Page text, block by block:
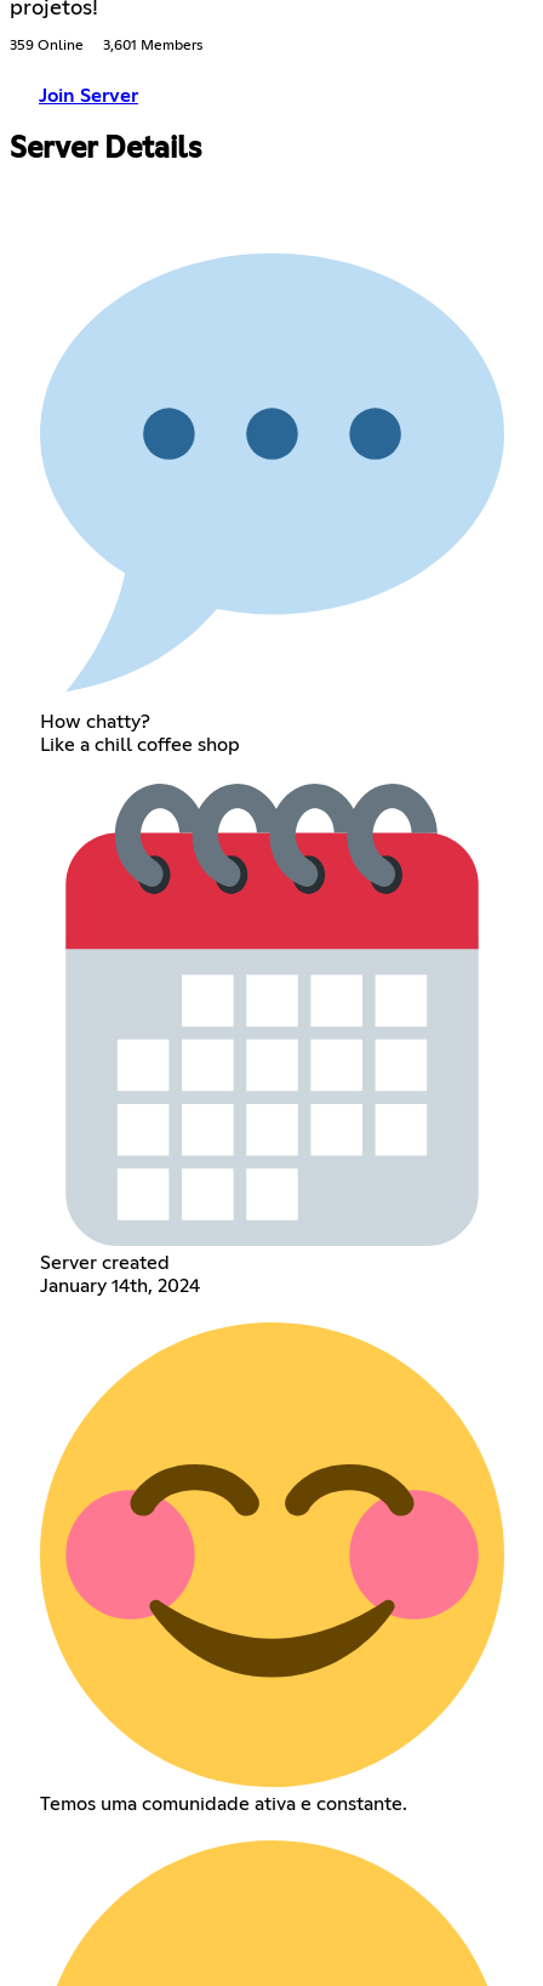
projetos!
359 Online 3,601 Members
Join Server
Server Details
How chatty?
Like a chill coffee shop
Server created
January 14th, 2024
Temos uma comunidade ativa e constante.